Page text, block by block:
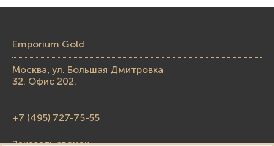
Emporium Gold
Москва, ул. Большая Дмитровка
32. Офис 202.
+7 (495) 727-75-55